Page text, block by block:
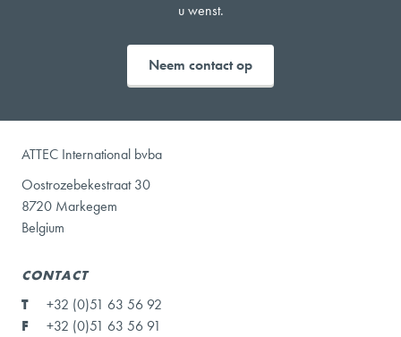
u wenst.
Neem contact op
ATTEC International bvba
Oostrozebekestraat 30
8720 Markegem
Belgium
CONTACT
T
+32 (0)51 63 56 92
F
+32 (0)51 63 56 91